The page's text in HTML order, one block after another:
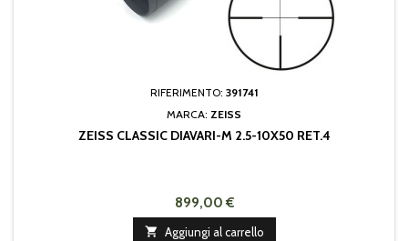
RIFERIMENTO: 391741
MARCA: ZEISS
ZEISS CLASSIC DIAVARI-M 2.5-10X50 RET.4
899,00 €
 Aggiungi al carrello